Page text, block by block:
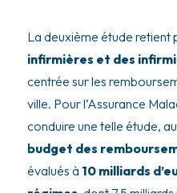
La deuxième étude retient
infirmières et des
centrée sur les
ville. Pour l’Assurance
conduire une telle étude,
budget des
évalués à 10 milliards